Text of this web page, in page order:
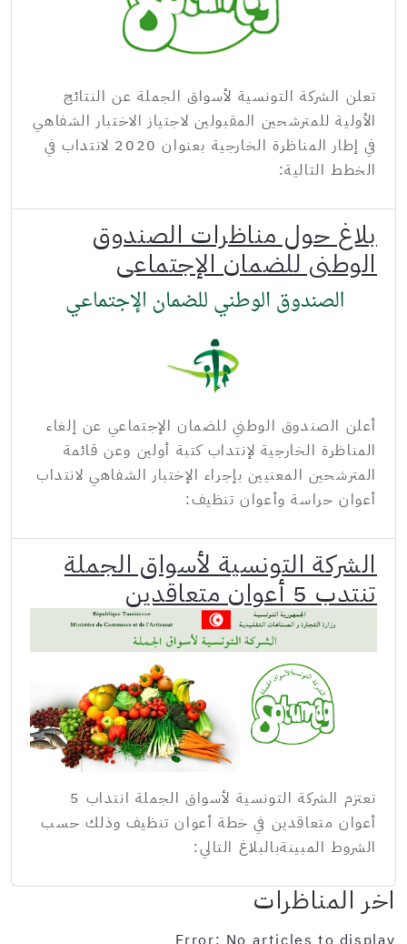
تعلن الشركة التونسية لأسواق الجملة عن النتائج
الأولية للمترشحين المقبولين لاجتياز الاختبار الشفاهي
في إطار المناظرة الخارجية بعنوان 2020 لانتداب في
الخطط التالية:
بلاغ حول مناظرات الصندوق
الوطني للضمان الإجتماعي
أعلن الصندوق الوطني للضمان الإجتماعي عن إلغاء
المناظرة الخارجية لإنتداب كتبة أولين وعن قائمة
المترشحين المعنيين بإجراء الإختبار الشفاهي لانتداب
أعوان حراسة وأعوان تنظيف:
الشركة التونسية لأسواق الجملة
تنتدب 5 أعوان متعاقدين
تعتزم الشركة التونسية لأسواق الجملة انتداب 5
أعوان متعاقدين في خطة أعوان تنظيف وذلك حسب
الشروط المبينةبالبلاغ التالي:
اخر المناظرات